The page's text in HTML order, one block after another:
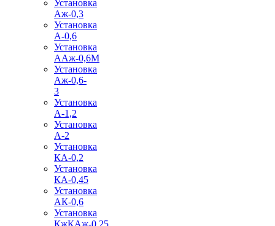
Установка
Аж-0,3
Установка
А-0,6
Установка
ААж-0,6М
Установка
Аж-0,6-
3
Установка
А-1,2
Установка
А-2
Установка
КА-0,2
Установка
КА-0,45
Установка
АК-0,6
Установка
КжКАж-0,25